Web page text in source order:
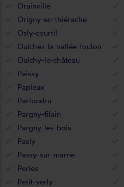
Orainville
Origny-en-thiérache
Osly-courtil
Oulches-la-vallée-foulon
Oulchy-le-château
Paissy
Papleux
Parfondru
Pargny-filain
Pargny-les-bois
Pasly
Passy-sur-marne
Perles
Petit-verly